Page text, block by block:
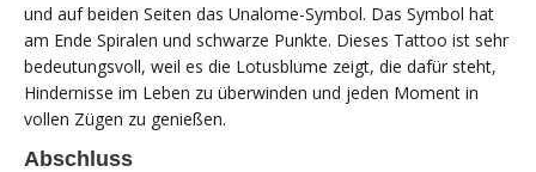
und auf beiden Seiten das Unalome-Symbol. Das Symbol hat
am Ende Spiralen und schwarze Punkte. Dieses Tattoo ist sehr
bedeutungsvoll, weil es die Lotusblume zeigt, die dafür steht,
Hindernisse im Leben zu überwinden und jeden Moment in
vollen Zügen zu genießen.
Abschluss